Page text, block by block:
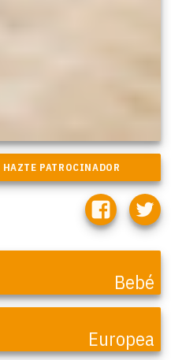
Bebé
Europea